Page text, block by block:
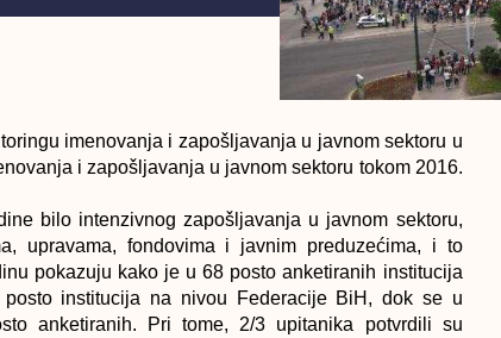
imenovanja i zapošljavanja u javnom sektoru u
i zapošljavanja u javnom sektoru tokom 2016.
bilo intenzivnog zapošljavanja u javnom sektoru,
upravama, fondovima i javnim preduzećima, i to
pokazuju kako je u 68 posto anketiranih institucija
institucija na nivou Federacije BiH, dok se u
anketiranih. Pri tome, 2/3 upitanika potvrdili su